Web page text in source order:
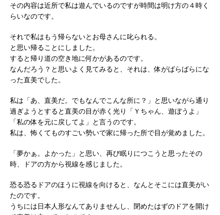
その内容は近所で私は遊んでいるのですが時間は明け方の４時く
らいなのです。
それで私はもう帰らないとお母さんに叱られる。
と思い帰ることにしました。
すると帰り道の空き地に何かがあるのです。
なんだろう？と思いよく見てみると、それは、体がばらばらにな
った直美でした。
私は「あ、直美だ。でもなんでこんな所に？」と思いながら通り
過ぎようとすると直美の目が赤く光り「Ｙちゃん、遊ぼうよ」
「私の体を元に戻してよ」と言うのです。
私は、怖くてものすごい勢いで家に帰った所で目が覚めました。
「夢かぁ。よかった」と思い、再び眠りにつこうと思ったその
時、ドアの方から視線を感じました。
恐る恐るドアのほうに視線を向けると、なんとそこには直美がい
たのです。
うちには日本人形なんてありませんし、閉めたはずのドアを開け